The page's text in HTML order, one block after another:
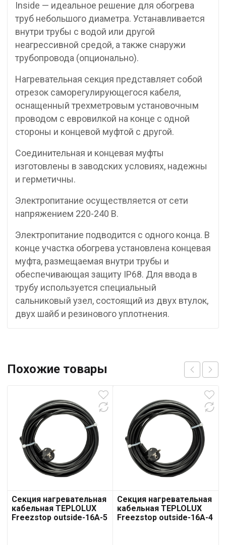
Inside — идеальное решение для обогрева
труб небольшого диаметра. Устанавливается
внутри трубы с водой или другой
неагрессивной средой, а также снаружи
трубопровода (опционально).
Нагревательная секция представляет собой
отрезок саморегулирующегося кабеля,
оснащенный трехметровым установочным
проводом с евровилкой на конце с одной
стороны и концевой муфтой с другой.
Соединительная и концевая муфты
изготовлены в заводских условиях, надежны
и герметичны.
Электропитание осуществляется от сети
напряжением 220-240 В.
Электропитание подводится с одного конца. В
конце участка обогрева установлена концевая
муфта, размещаемая внутри трубы и
обеспечивающая защиту IP68. Для ввода в
трубу используется специальный
cальниковый узел, состоящий из двух втулок,
двух шайб и резинового уплотнения.
Похожие товары
Секция нагревательная
кабельная TEPLOLUX
Freezstop outside-16A-5
Секция нагревательная
кабельная TEPLOLUX
Freezstop outside-16A-4